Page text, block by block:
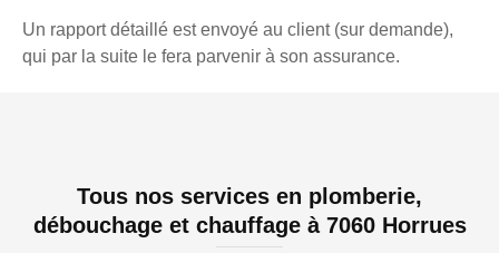
Un rapport détaillé est envoyé au client (sur demande),
qui par la suite le fera parvenir à son assurance.
Tous nos services en plomberie,
débouchage et chauffage à 7060 Horrues